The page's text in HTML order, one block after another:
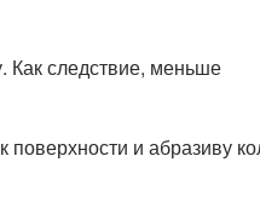
Как следствие, меньше
и абразиву